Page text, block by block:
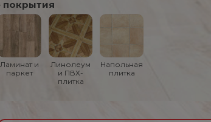
покрытия
Ламинат и
паркет
Линолеум
и ПВХ-
плитка
Напольная
плитка